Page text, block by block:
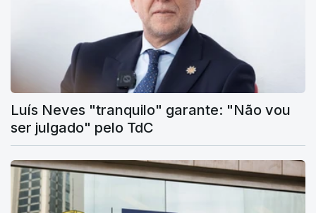
Luís Neves "tranquilo" garante: "Não vou
ser julgado" pelo TdC